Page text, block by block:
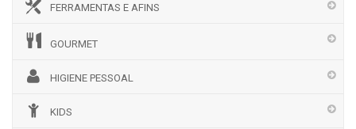
FERRAMENTAS E AFINS
GOURMET
HIGIENE PESSOAL
KIDS